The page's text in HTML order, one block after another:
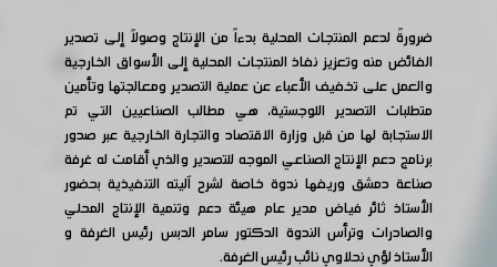
ضرورةً لدعم المنتجات المحلية بدءاً من الإنتاج وصولاً إلى تصدير
الفائض منه وتعزيز نفاذ المنتجات المحلية إلى الأسواق الخارجية
والعمل على تخفيف الأعباء عن عملية التصدير ومعالجتها وتأمين
متطلبات التصدير اللوجستية، هي مطالب الصناعيين التي تم
الاستجابة لها من قبل وزارة الاقتصاد والتجارة الخارجية عبر صدور
برنامج دعم الإنتاج الصناعي الموجه للتصدير والذي أقامت له غرفة
صناعة دمشق وريفها ندوة خاصة لشرح آليته التنفيذية بحضور
الأستاذ ثائر فياض مدير عام هيئة دعم وتنمية الإنتاج المحلي
والصادرات وترأس الندوة الدكتور سامر الدبس رئيس الغرفة و
الأستاذ لؤي نحلاوي نائب رئيس الغرفة.